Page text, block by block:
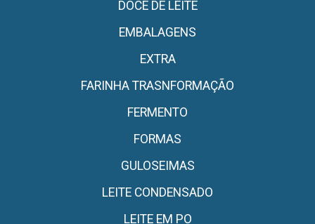
DOCE DE LEITE
EMBALAGENS
EXTRA
FARINHA TRASNFORMAÇÃO
FERMENTO
FORMAS
GULOSEIMAS
LEITE CONDENSADO
LEITE EM PO